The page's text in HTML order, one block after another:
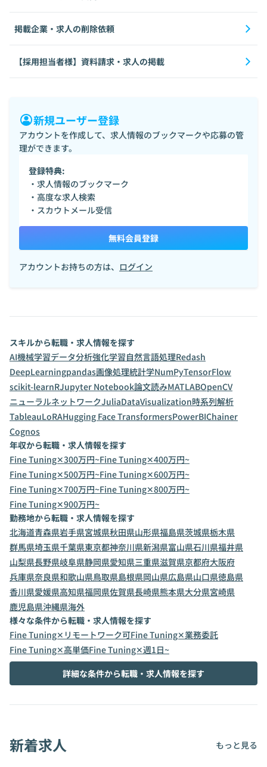
掲載企業・求人の削除依頼
【採用担当者様】資料請求・求人の掲載
新規ユーザー登録
アカウントを作成して、求人情報のブックマークや応募の管
理ができます。
登録特典:
・求人情報のブックマーク
・高度な求人検索
・スカウトメール受信
無料会員登録
アカウントお持ちの方は、 ログイン
スキルから転職・求人情報を探す
AI機械学習データ分析強化学習自然言語処理Redash
DeepLearningpandas画像処理統計学NumPyTensorFlow
scikit-learnRJupyter Notebook論文読みMATLABOpenCV
ニューラルネットワークJuliaDataVisualization時系列解析
TableauLoRAHugging Face TransformersPowerBIChainer
Cognos
年収から転職・求人情報を探す
Fine Tuning✕300万円~Fine Tuning✕400万円~
Fine Tuning✕500万円~Fine Tuning✕600万円~
Fine Tuning✕700万円~Fine Tuning✕800万円~
Fine Tuning✕900万円~
勤務地から転職・求人情報を探す
北海道青森県岩手県宮城県秋田県山形県福島県茨城県栃木県
群馬県埼玉県千葉県東京都神奈川県新潟県富山県石川県福井県
山梨県長野県岐阜県静岡県愛知県三重県滋賀県京都府大阪府
兵庫県奈良県和歌山県鳥取県島根県岡山県広島県山口県徳島県
香川県愛媛県高知県福岡県佐賀県長崎県熊本県大分県宮崎県
鹿児島県沖縄県海外
様々な条件から転職・求人情報を探す
Fine Tuning✕リモートワーク可Fine Tuning✕業務委託
Fine Tuning✕高単価Fine Tuning✕週1日~
詳細な条件から転職・求人情報を探す
新着求人 もっと見る